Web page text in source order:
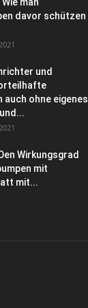
davor schützen
und
auch ohne eigenes
Wirkungsgrad
mit
mit...